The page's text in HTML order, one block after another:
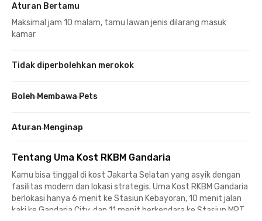
Aturan Bertamu
Maksimal jam 10 malam, tamu lawan jenis dilarang masuk
kamar
Tidak diperbolehkan merokok
Boleh Membawa Pets
Aturan Menginap
Tentang Uma Kost RKBM Gandaria
Kamu bisa tinggal di kost Jakarta Selatan yang asyik dengan
fasilitas modern dan lokasi strategis. Uma Kost RKBM Gandaria
berlokasi hanya 6 menit ke Stasiun Kebayoran, 10 menit jalan
kaki ke Gandaria City, dan 11 menit berkendara ke Stasiun MRT